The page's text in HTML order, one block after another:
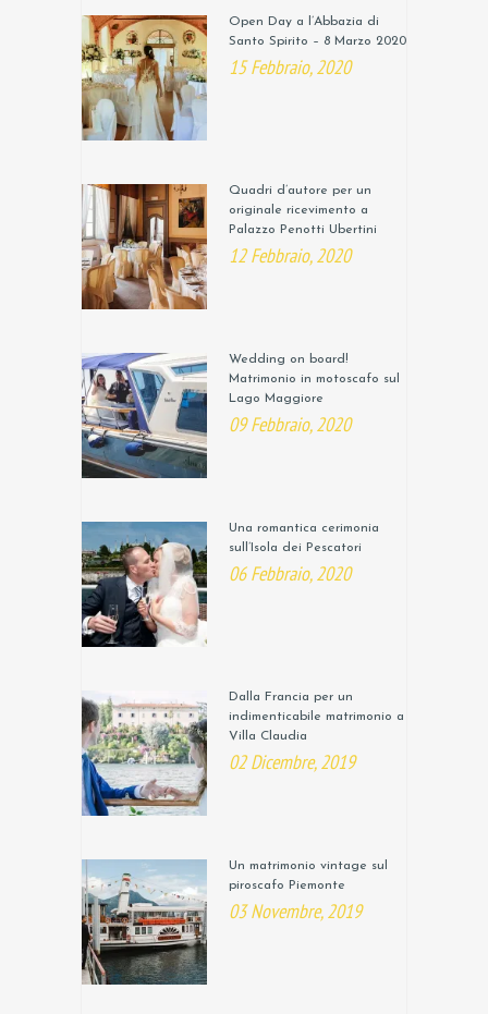
Open Day a l’Abbazia di
Santo Spirito – 8 Marzo 2020
15 Febbraio, 2020
Quadri d’autore per un
originale ricevimento a
Palazzo Penotti Ubertini
12 Febbraio, 2020
Wedding on board!
Matrimonio in motoscafo sul
Lago Maggiore
09 Febbraio, 2020
Una romantica cerimonia
sull’Isola dei Pescatori
06 Febbraio, 2020
Dalla Francia per un
indimenticabile matrimonio a
Villa Claudia
02 Dicembre, 2019
Un matrimonio vintage sul
piroscafo Piemonte
03 Novembre, 2019